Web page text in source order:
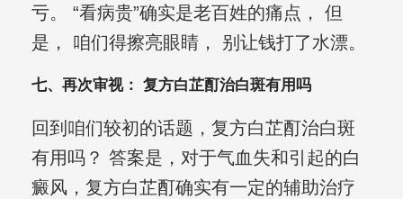
亏。 “看病贵”确实是老百姓的痛点， 但
是， 咱们得擦亮眼睛， 别让钱打了水漂。
七、再次审视： 复方白芷酊治白斑有用吗
回到咱们较初的话题，复方白芷酊治白斑
有用吗？ 答案是，对于气血失和引起的白
癜风，复方白芷酊确实有一定的辅助治疗